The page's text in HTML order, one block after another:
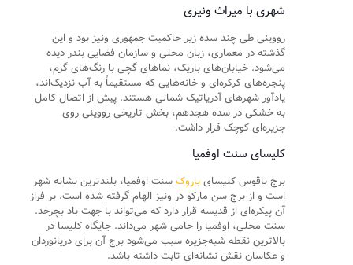
شهری با میراث ونیزی
رووینی طی چند سده زیر حاکمیت جمهوری ونیز بود و این
گذشته در معماری، زبان محلی و سازمان فضایی بندر دیده
می‌شود. خیابان‌های باریک، نماهای گچی با رنگ‌های گرم،
پنجره‌های کرکره‌ای و خانه‌هایی که مستقیماً به آب نزدیک‌اند،
یادآور شهرهای آدریاتیک شمالی هستند. پیش از اتصال کامل
به خشکی در سده هجدهم، بخش تاریخی رووینی روی
جزیره‌ای کوچک قرار داشت.
کلیسای سنت اوفمیا
برج ناقوس کلیسایباروکسنت اوفمیا، بلندترین نشانه شهر
است و از برج سن مارکو در ونیز الهام گرفته شده است. بر فراز
آن پیکره‌ای از قدیسه قرار دارد که می‌تواند با جهت باد بچرخد.
سنت محلی، اوفمیا را حامی شهر می‌داند. جایگاه کلیسا در
بالاترین نقطه شبه‌جزیره سبب می‌شود برج آن برای دریانوردان
و عکاسان نقش نشانه‌ای ثابت داشته باشد.